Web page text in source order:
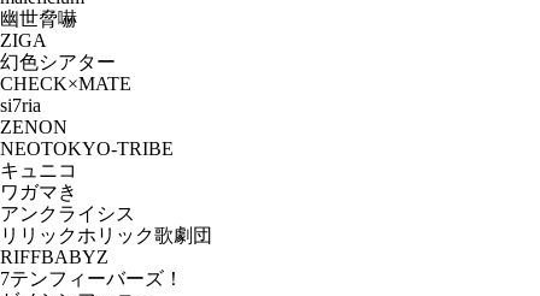
幽世脅嚇
ZIGA
幻色シアター
CHECK×MATE
si7ria
ZENON
NEOTOKYO-TRIBE
キュニコ
ワガマき
アンクライシス
リリックホリック歌劇団
RIFFBABYZ
7テンフィーバーズ！